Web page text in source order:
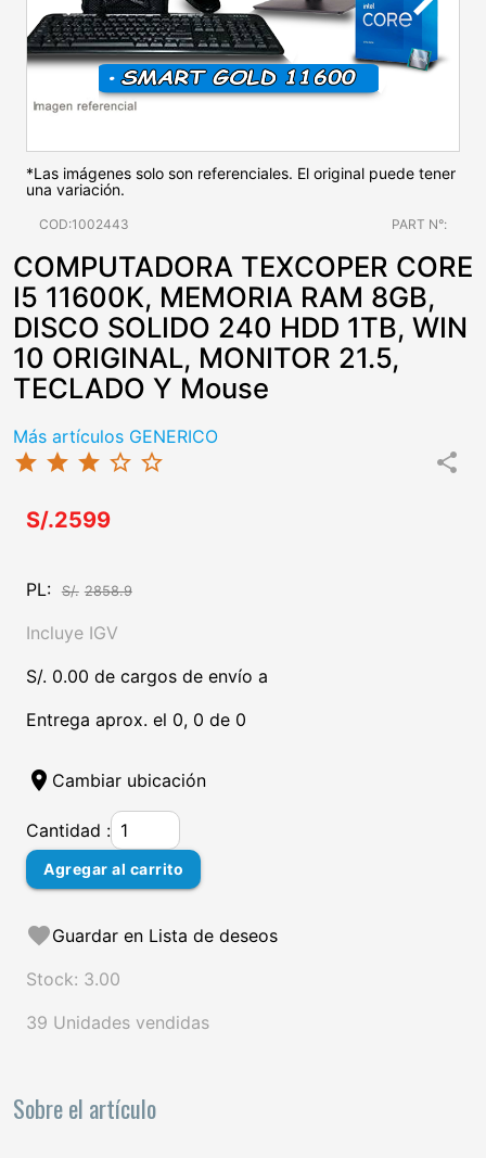
*Las imágenes solo son referenciales. El original puede tener
una variación.
COD:1002443 PART N°:
COMPUTADORA TEXCOPER CORE
I5 11600K, MEMORIA RAM 8GB,
DISCO SOLIDO 240 HDD 1TB, WIN
10 ORIGINAL, MONITOR 21.5,
TECLADO Y Mouse
Más artículos GENERICO
star star star star_border star_border share
S/.2599
PL: S/. 2858.9
Incluye IGV
S/. 0.00 de cargos de envío a
Entrega aprox. el 0, 0 de 0
location_on Cambiar ubicación
Cantidad :
Agregar al carrito
favoriteGuardar en Lista de deseos
Stock: 3.00
39 Unidades vendidas
Sobre el artículo